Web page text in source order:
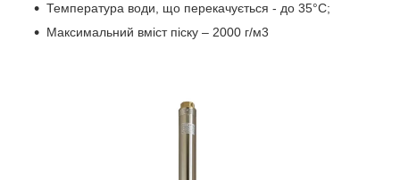
Температура води, що перекачується - до 35°С;
Максимальний вміст піску – 2000 г/м3